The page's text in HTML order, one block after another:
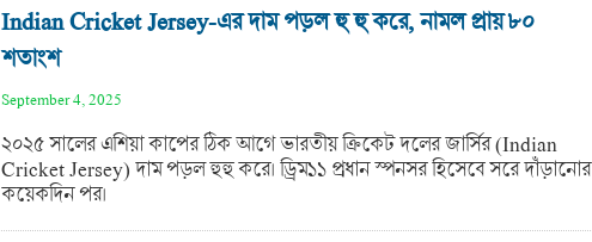
Indian Cricket Jersey-এর দাম পড়ল হু হু করে, নামল প্রায় ৮০
শতাংশ
September 4, 2025
২০২৫ সালের এশিয়া কাপের ঠিক আগে ভারতীয় ক্রিকেট দলের জার্সির (Indian
Cricket Jersey) দাম পড়ল হুহু করে। ড্রিম১১ প্রধান স্পনসর হিসেবে সরে দাঁড়ানোর
কয়েকদিন পর।